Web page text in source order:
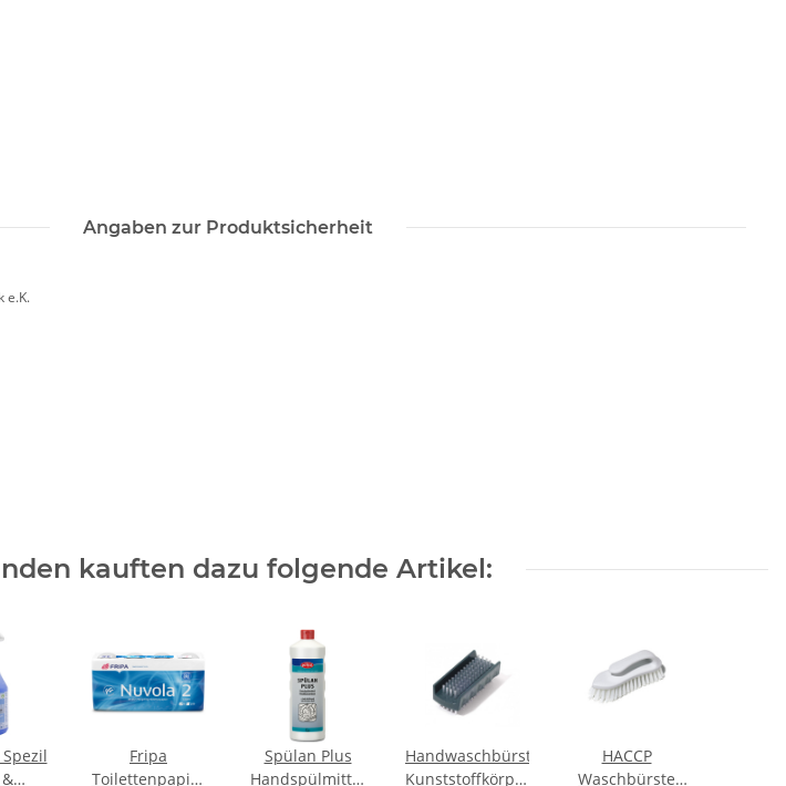
Angaben zur Produktsicherheit
e.K.
kauften dazu folgende Artikel:
Fripa
Toilettenpapier
Spülan Plus
Handspülmittel
Handwaschbürste
Kunststoffkörper
HACCP
Waschbürste